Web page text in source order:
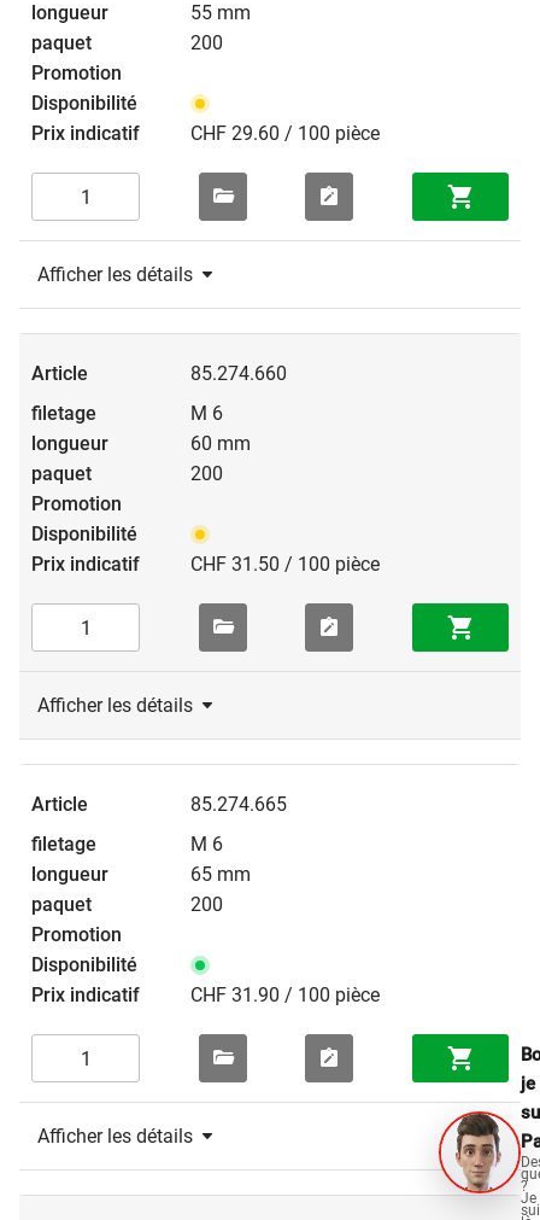
55 mm
200
CHF 29.60 / 100 pièce
Afficher les détails
85.274.660
M 6
60 mm
200
CHF 31.50 / 100 pièce
Afficher les détails
85.274.665
M 6
65 mm
200
CHF 31.90 / 100 pièce
Afficher les détails
je
?
Je